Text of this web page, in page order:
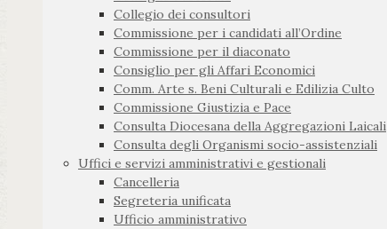
Collegio dei consultori
Commissione per i candidati all’Ordine
Commissione per il diaconato
Consiglio per gli Affari Economici
Comm. Arte s. Beni Culturali e Edilizia Culto
Commissione Giustizia e Pace
Consulta Diocesana della Aggregazioni Laicali
Consulta degli Organismi socio-assistenziali
Uffici e servizi amministrativi e gestionali
Cancelleria
Segreteria unificata
Ufficio amministrativo